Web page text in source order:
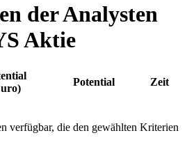
der Analysten
Aktie
Potential Zeit
verfügbar, die den gewählten Kriterien